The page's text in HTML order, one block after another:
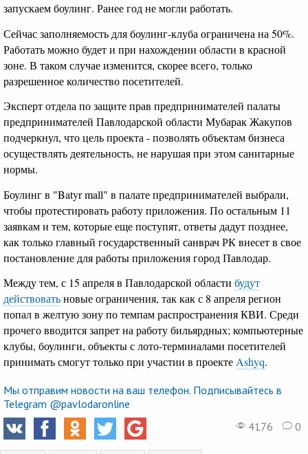
запускаем боулинг. Ранее год не могли работать.
Сейчас заполняемость для боулинг-клуба ограничена на 50%.
Работать можно будет и при нахождении области в красной
зоне. В таком случае изменится, скорее всего, только
разрешенное количество посетителей.
Эксперт отдела по защите прав предпринимателей палаты
предпринимателей Павлодарской области Мубарак Жакупов
подчеркнул, что цель проекта - позволять объектам бизнеса
осуществлять деятельность, не нарушая при этом санитарные
нормы.
Боулинг в "Batyr mall" в палате предпринимателей выбрали,
чтобы протестировать работу приложения. По остальным 11
заявкам и тем, которые еще поступят, ответы дадут позднее,
как только главный государственный санврач РК внесет в свое
постановление для работы приложения город Павлодар.
Между тем, с 15 апреля в Павлодарской области будут
действоватьновые ограничения, так как с 8 апреля регион
попал в желтую зону по темпам распространения КВИ. Среди
прочего вводится запрет на работу бильярдных; компьютерные
клубы, боулинги, объекты с лото-терминалами посетителей
принимать смогут только при участии в проекте Ashyq.
Мы отправим новости на ваш телефон. Подписывайтесь в
Telegram @pavlodaronline
4176
0